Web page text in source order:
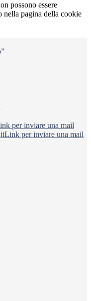
possono essere
nella pagina della cookie
per inviare una mail
Link per inviare una mail